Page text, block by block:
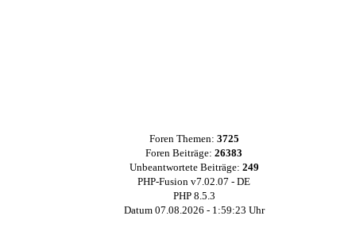
Foren Themen: 3725
Foren Beiträge: 26383
Unbeantwortete Beiträge: 249
PHP-Fusion v7.02.07 - DE
PHP 8.5.3
Datum 07.08.2026 - 1:59:24 Uhr